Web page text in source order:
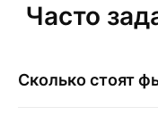
Часто
Сколько стоят